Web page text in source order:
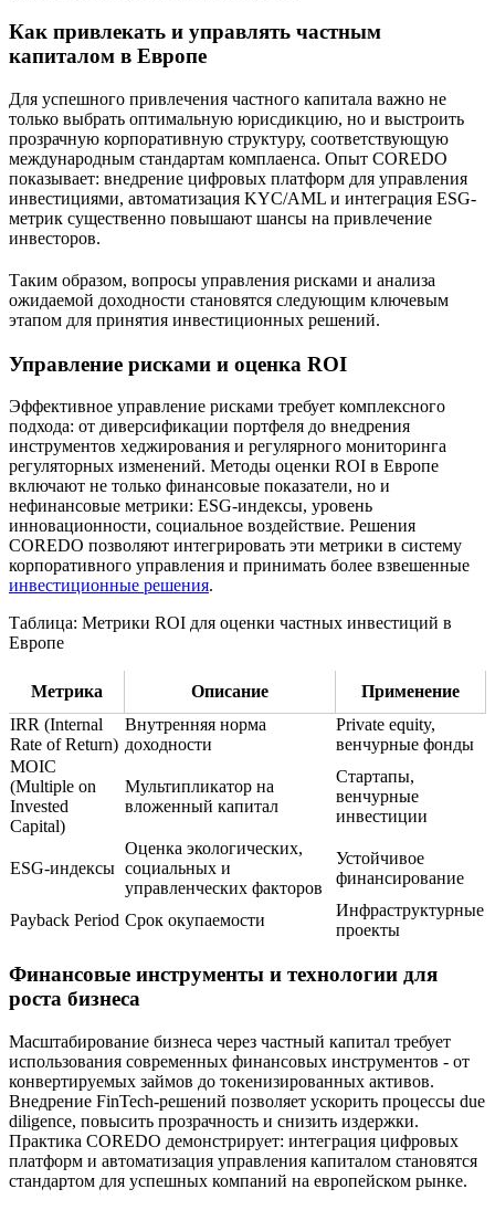
Как привлекать и управлять частным
капиталом в Европе
Для успешного привлечения частного капитала важно не
только выбрать оптимальную юрисдикцию, но и выстроить
прозрачную корпоративную структуру, соответствующую
международным стандартам комплаенса. Опыт COREDO
показывает: внедрение цифровых платформ для управления
инвестициями, автоматизация KYC/AML и интеграция ESG-
метрик существенно повышают шансы на привлечение
инвесторов.
Таким образом, вопросы управления рисками и анализа
ожидаемой доходности становятся следующим ключевым
этапом для принятия инвестиционных решений.
Управление рисками и оценка ROI
Эффективное управление рисками требует комплексного
подхода: от диверсификации портфеля до внедрения
инструментов хеджирования и регулярного мониторинга
регуляторных изменений. Методы оценки ROI в Европе
включают не только финансовые показатели, но и
нефинансовые метрики: ESG-индексы, уровень
инновационности, социальное воздействие. Решения
COREDO позволяют интегрировать эти метрики в систему
корпоративного управления и принимать более взвешенные
инвестиционные решения.
Таблица: Метрики ROI для оценки частных инвестиций в
Европе
Метрика Описание
Применение
IRR (Internal
Rate of Return)
Внутренняя норма
доходности
Private equity,
венчурные фонды
MOIC
(Multiple on
Invested
Capital)
Мультипликатор на
вложенный капитал
Стартапы,
венчурные
инвестиции
ESG-индексы
Оценка экологических,
социальных и
управленческих факторов
Устойчивое
финансирование
Payback Period Срок окупаемости
Инфраструктурные
проекты
Финансовые инструменты и технологии для
роста бизнеса
Масштабирование бизнеса через частный капитал требует
использования современных финансовых инструментов - от
конвертируемых займов до токенизированных активов.
Внедрение FinTech-решений позволяет ускорить процессы due
diligence, повысить прозрачность и снизить издержки.
Практика COREDO демонстрирует: интеграция цифровых
платформ и автоматизация управления капиталом становятся
стандартом для успешных компаний на европейском рынке.